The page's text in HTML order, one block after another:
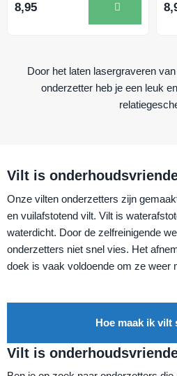
8,95
Door het laten lasergraveren
onderzetter heb je een leuk
Vilt is
Onze vilten onderzetters zijn
en vuilafstotend vilt. Vilt is
waterdicht. Door de zelfreinigende
onderzetters niet snel vies. Het
doek is vaak voldoende om ze weer
Hoe maak ik vilt
Vilt is